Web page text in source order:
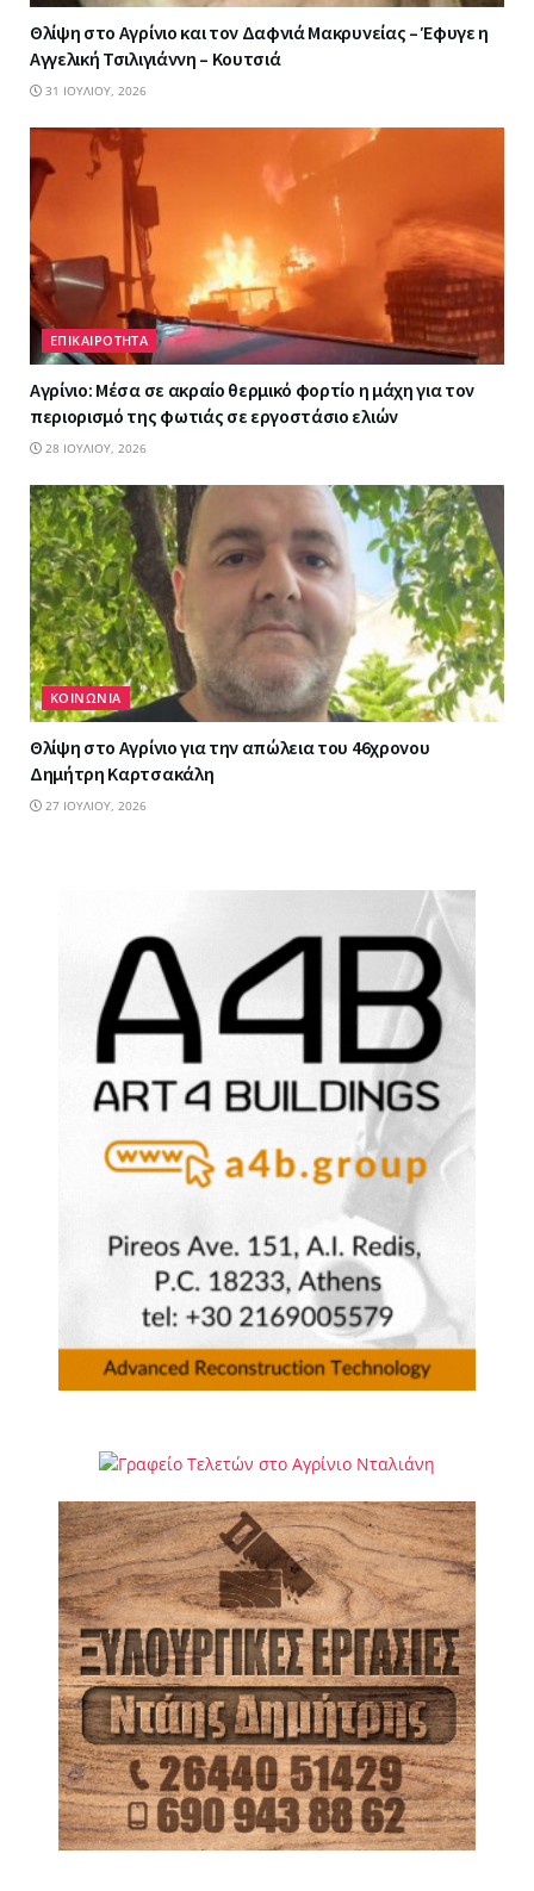
Θλίψη στο Αγρίνιο και τον Δαφνιά Μακρυνείας – Έφυγε η
Αγγελική Τσιλιγιάννη – Κουτσιά
31 ΙΟΥΛΊΟΥ, 2026
ΕΠΙΚΑΙΡΟΤΗΤΑ
Αγρίνιο: Μέσα σε ακραίο θερμικό φορτίο η μάχη για τον
περιορισμό της φωτιάς σε εργοστάσιο ελιών
28 ΙΟΥΛΊΟΥ, 2026
ΚΟΙΝΩΝΙΑ
Θλίψη στο Αγρίνιο για την απώλεια του 46χρονου
Δημήτρη Καρτσακάλη
27 ΙΟΥΛΊΟΥ, 2026